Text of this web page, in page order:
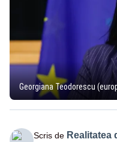
Georgiana Teodorescu
Scris de Realitatea